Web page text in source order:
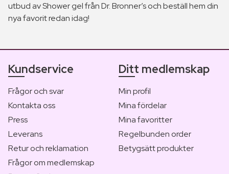
utbud av Shower gel från Dr. Bronner’s och beställ hem din
nya favorit redan idag!
Kundservice
Frågor och svar
Kontakta oss
Press
Leverans
Retur och reklamation
Frågor om medlemskap
Ditt medlemskap
Min profil
Mina fördelar
Mina favoritter
Regelbunden order
Betygsätt produkter